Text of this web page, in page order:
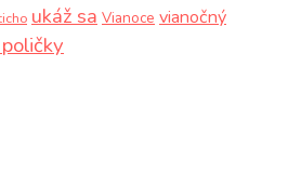
ukáž sa Vianoce vianočný